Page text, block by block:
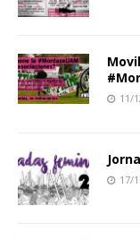
11/
17/